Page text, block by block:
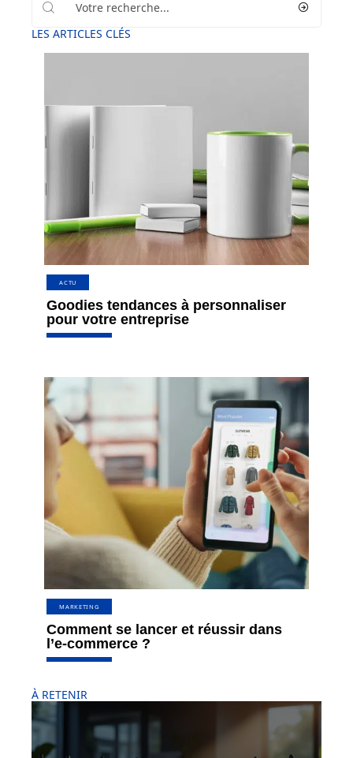
LES ARTICLES CLÉS
ACTU
Goodies tendances à personnaliser
pour votre entreprise
MARKETING
Comment se lancer et réussir dans
l’e-commerce ?
À RETENIR